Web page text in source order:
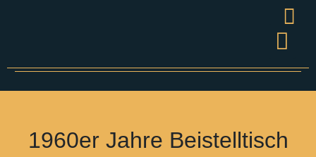
1960er Jahre Beistelltisch